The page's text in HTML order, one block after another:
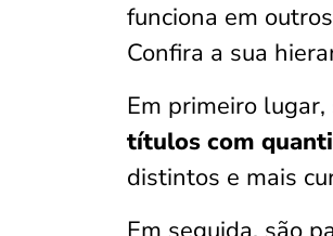
funciona em
Confira a sua
Em primeiro
títulos com
distintos e mais